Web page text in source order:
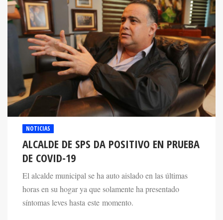
NOTICIAS
ALCALDE DE SPS DA POSITIVO EN PRUEBA
DE COVID-19
El alcalde municipal se ha auto aislado en las últimas
horas en su hogar ya que solamente ha presentado
síntomas leves hasta este momento.